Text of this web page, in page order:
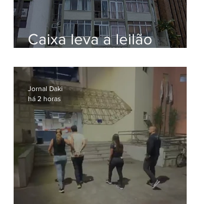
Caixa leva a leilão
Bolsonaro em Botafogo
Jornal Daki
há 2 horas